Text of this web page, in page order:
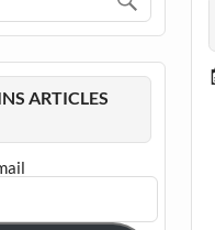
ARTICLES